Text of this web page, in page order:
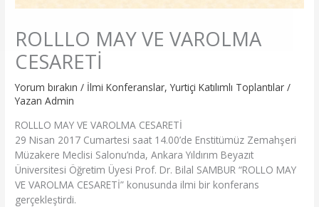
ROLLLO MAY VE VAROLMA
CESARETİ
Yorum bırakın / İlmi Konferanslar,Yurtiçi Katılımlı Toplantılar /
Yazan Admin
ROLLLO MAY VE VAROLMA CESARETİ
29 Nisan 2017 Cumartesi saat 14.00’de Enstitümüz Zemahşeri
Müzakere Meclisi Salonu’nda, Ankara Yıldırım Beyazıt
Üniversitesi Öğretim Üyesi Prof. Dr. Bilal SAMBUR “ROLLO MAY
VE VAROLMA CESARETİ” konusunda ilmi bir konferans
gerçekleştirdi.